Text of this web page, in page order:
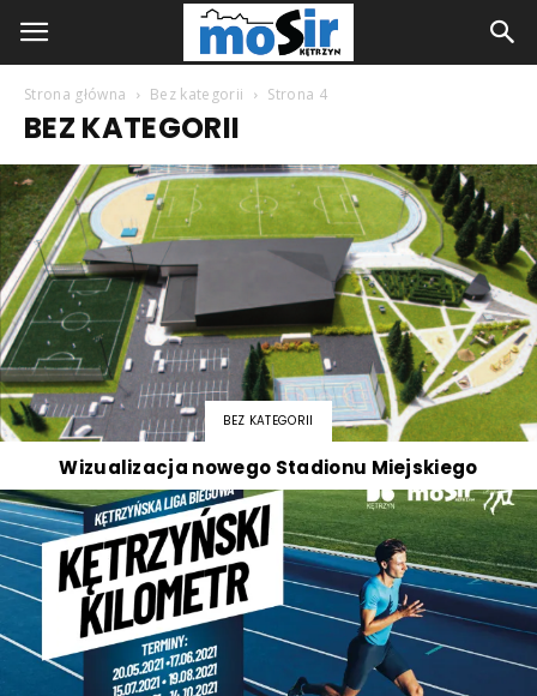
Strona główna Bez kategorii Strona 4
BEZ KATEGORII
BEZ KATEGORII
Wizualizacja nowego Stadionu Miejskiego